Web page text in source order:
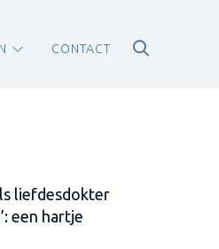
CONTACT
liefdesdokter
een hartje